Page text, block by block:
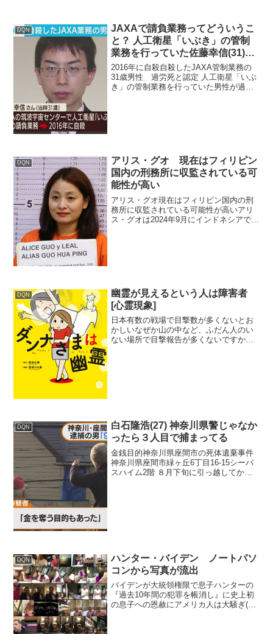
DQN
JAXAで請負業務ってどういうこ
と？ 人工衛星「いぶき」の管制
業務を行っていた佐藤幸信(31)さ
ん、2016年に自殺
2016年に自殺自殺したJAXA管制業務の
31歳男性 過労死と認定 人工衛星「いぶ
き」の管制業務を行っていた男性が過労
DQN
アリス・グオ 現在はフィリピン
国内の刑務所に収監されている可
能性が高い
アリス・グオ現在はフィリピン国内の刑
務所に収監されている可能性が高いアリ
ス・グオは2024年9月にインドネシアで逮
DQN
幽霊が見えるという人は障害者
[心霊現象]
日本有数の戦場で目撃数が多くないとお
かしいなぜか山の中など、ふだん人のい
ない場所で目撃報告が多くないですか？
DQN
白石隆浩(27) 神奈川県警じゃなか
ったら３人目で捕まってる
金銭目的神奈川県座間市の死体遺棄事件
神奈川県座間市緑ヶ丘6丁目16-15シーバ
スハイム2階 ８月下旬に引っ越してから
DQN
ハンター・バイデン ノートパソ
コンから写真が流出
バイデンが大統領権限で息子ハンターの
『過去10年間の犯罪を帳消し』に史上初
の息子への恩赦にアメリカ人は大騒ぎ(海